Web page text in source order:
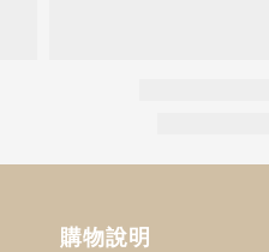
購物說明